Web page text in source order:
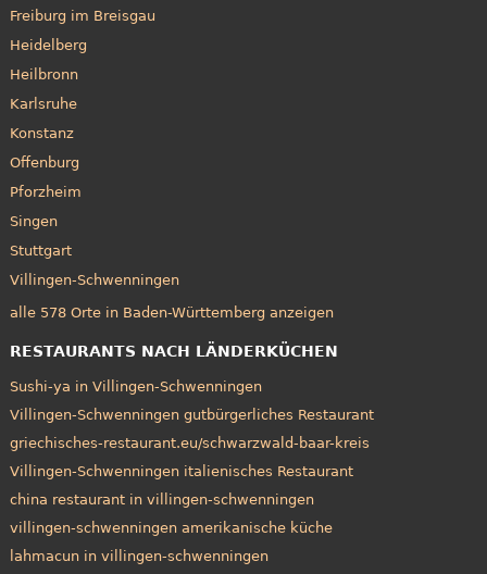
Freiburg im Breisgau
Heidelberg
Heilbronn
Karlsruhe
Konstanz
Offenburg
Pforzheim
Singen
Stuttgart
Villingen-Schwenningen
alle 578 Orte in Baden-Württemberg anzeigen
RESTAURANTS NACH LÄNDERKÜCHEN
Sushi-ya in Villingen-Schwenningen
Villingen-Schwenningen gutbürgerliches Restaurant
griechisches-restaurant.eu/schwarzwald-baar-kreis
Villingen-Schwenningen italienisches Restaurant
china restaurant in villingen-schwenningen
villingen-schwenningen amerikanische küche
lahmacun in villingen-schwenningen